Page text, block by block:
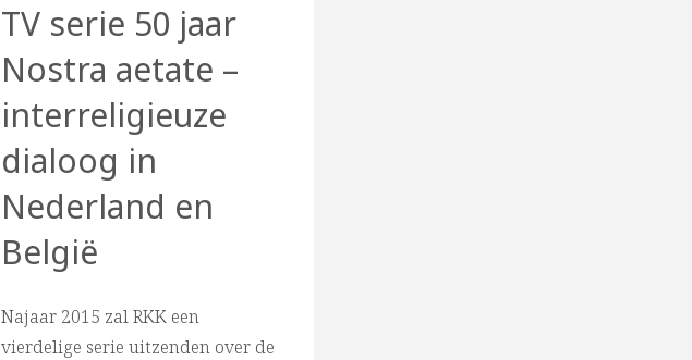
TV serie 50 jaar
Nostra aetate –
interreligieuze
dialoog in
Nederland en
België
Najaar 2015 zal RKK een
vierdelige serie uitzenden over de